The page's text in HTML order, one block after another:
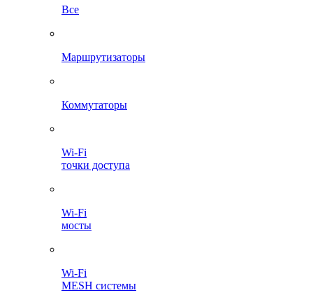
Все
Маршрутизаторы
Коммутаторы
Wi-Fi
точки доступа
Wi-Fi
мосты
Wi-Fi
MESH системы